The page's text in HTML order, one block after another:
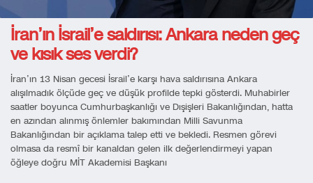
İran’ın İsrail’e saldırısı: Ankara neden geç
ve kısık ses verdi?
İran’ın 13 Nisan gecesi İsrail’e karşı hava saldırısına Ankara
alışılmadık ölçüde geç ve düşük profilde tepki gösterdi. Muhabirler
saatler boyunca Cumhurbaşkanlığı ve Dışişleri Bakanlığından, hatta
en azından alınmış önlemler bakımından Milli Savunma
Bakanlığından bir açıklama talep etti ve bekledi. Resmen görevi
olmasa da resmî bir kanaldan gelen ilk değerlendirmeyi yapan
öğleye doğru MİT Akademisi Başkanı